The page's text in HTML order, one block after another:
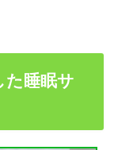
た睡眠サ